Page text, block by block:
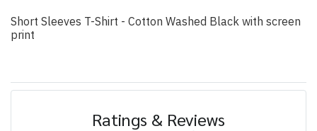
Short Sleeves T-Shirt - Cotton Washed Black with screen
print
Ratings & Reviews